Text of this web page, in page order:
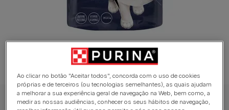
FELIX Crispies Snack para gato
Ao clicar no botão "Aceitar todos", concorda com o uso de cookies
próprias e de terceiros (ou tecnologias semelhantes), as quais ajudam
a melhorar a sua experiência geral de navegação na Web, bem como, a
medir as nossas audiências, conhecer os seus hábitos de navegação,